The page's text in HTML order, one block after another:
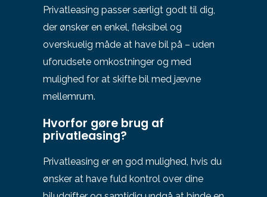
Privatleasing passer særligt godt til dig,
der ønsker en enkel, fleksibel og
overskuelig måde at have bil på – uden
uforudsete omkostninger og med
mulighed for at skifte bil med jævne
mellemrum.
Hvorfor gøre brug af
privatleasing?
Privatleasing er en god mulighed, hvis du
ønsker at have fuld kontrol over dine